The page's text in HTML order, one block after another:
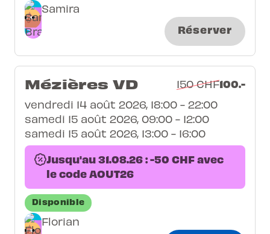
Samira
Réserver
Mézières VD 150 CHF100.-
vendredi 14 août 2026, 18:00 - 22:00
samedi 15 août 2026, 09:00 - 12:00
samedi 15 août 2026, 13:00 - 16:00
Jusqu'au 31.08.26 : -50 CHF avec
le code AOUT26
Disponible
Florian